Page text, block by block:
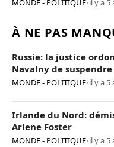
MONDE - POLITIQUE•il y a 5
À NE PAS
Russie: la justice
Navalny de
MONDE - POLITIQUE•il y a 5
Irlande du Nord:
Arlene Foster
MONDE - POLITIQUE•il y a 5